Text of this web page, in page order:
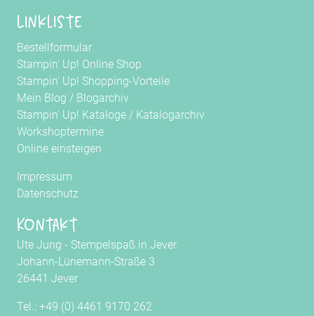
Linkliste
Bestellformular
Stampin' Up! Online Shop
Stampin' Up! Shopping-Vorteile
Mein Blog / Blogarchiv
Stampin' Up! Kataloge / Katalogarchiv
Workshoptermine
Online einsteigen
Impressum
Datenschutz
Kontakt
Ute Jung - Stempelspaß in Jever
Johann-Lünemann-Straße 3
26441 Jever
Tel.: +49 (0) 4461 9170 262